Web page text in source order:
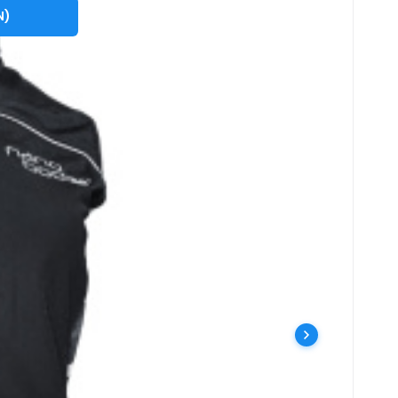
)
und beruflichen Aktivitäten warm. #